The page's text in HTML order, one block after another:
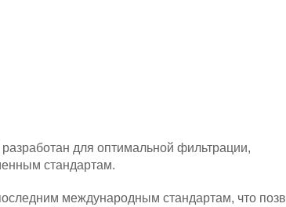
разработан для оптимальной фильтрации,
стандартам.
международным стандартам, что